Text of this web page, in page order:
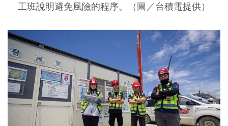
工班說明避免風險的程序。（圖／台積電提供）